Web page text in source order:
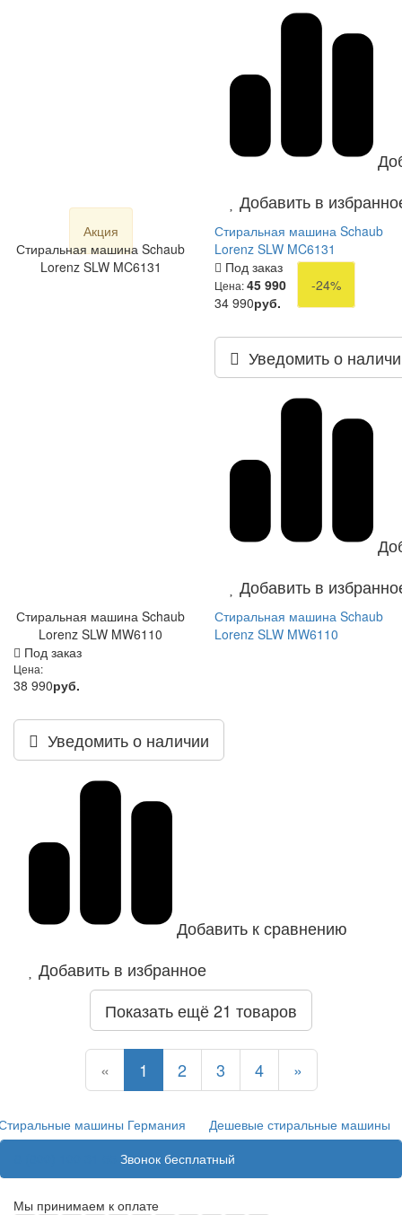
Добавить в
Акция
Стиральная машина Schaub
Lorenz SLW MC6131
Стиральная машина Schaub
Lorenz SLW MC6131
Под заказ
Цена:45 990
-24%
34 990руб.
Уведомить о
Добавить в
Стиральная машина Schaub
Lorenz SLW MW6110
Стиральная машина Schaub
Lorenz SLW MW6110
Под заказ
Цена:
38 990руб.
Уведомить о наличии
Добавить к сравнению
Добавить в избранное
Показать ещё 21 товаров
«Назад
1 Назад
2Назад
3Назад
4Назад
»
машины Германия
Дешевые стиральные машины
Звонок бесплатный
Мы принимаем к оплате